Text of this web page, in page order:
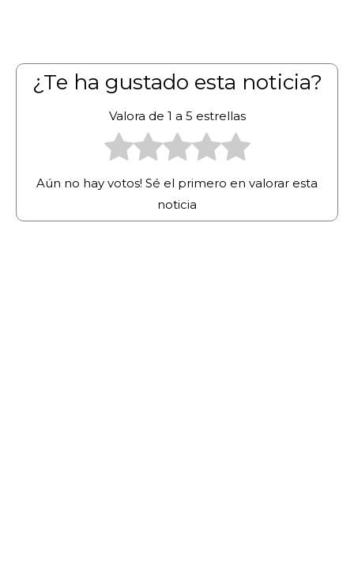
¿Te ha gustado esta noticia?
Valora de 1 a 5 estrellas
Aún no hay votos! Sé el primero en valorar esta
noticia